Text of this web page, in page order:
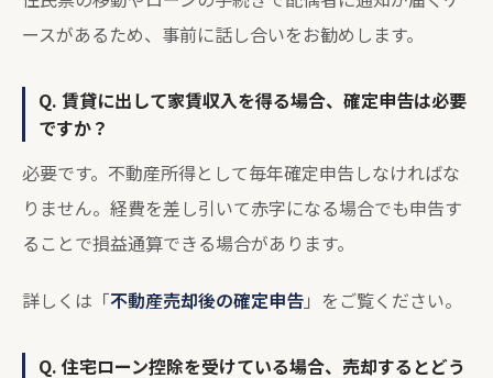
ースがあるため、事前に話し合いをお勧めします。
Q. 賃貸に出して家賃収入を得る場合、確定申告は必要
ですか？
必要です。不動産所得として毎年確定申告しなければな
りません。経費を差し引いて赤字になる場合でも申告す
ることで損益通算できる場合があります。
詳しくは「不動産売却後の確定申告」をご覧ください。
Q. 住宅ローン控除を受けている場合、売却するとどう